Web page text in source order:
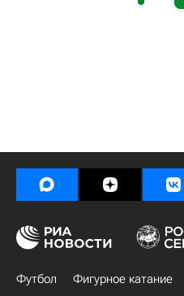
Футбол Фигурное катание